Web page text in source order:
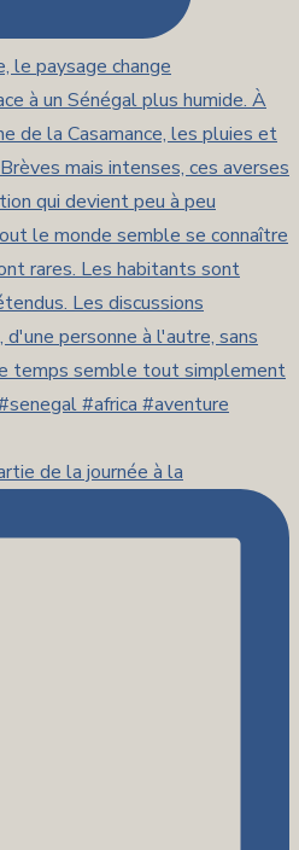
de la journée à la